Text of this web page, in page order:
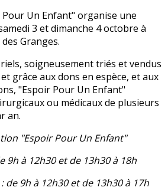
Un Enfant" organise une
3 et dimanche 4 octobre à
Granges.
soigneusement triés et vendus
grâce aux dons en espèce, et aux
"Espoir Pour Un Enfant"
ou médicaux de plusieurs
an.
"Espoir Pour Un Enfant"
9h à 12h30 et de 13h30 à 18h
9h à 12h30 et de 13h30 à 17h